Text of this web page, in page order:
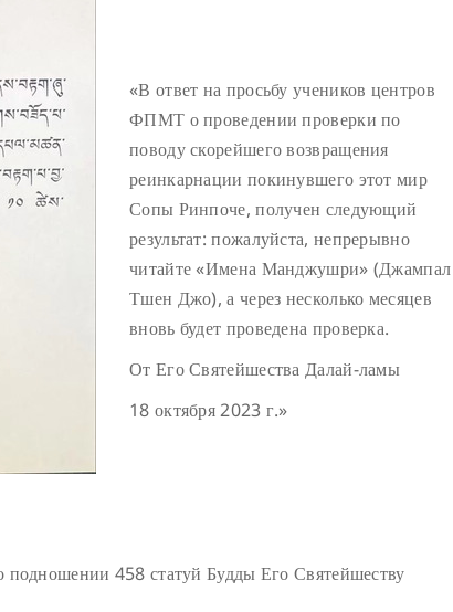
«В ответ на просьбу учеников центров
ФПМТ о проведении проверки по
поводу скорейшего возвращения
реинкарнации покинувшего этот мир
Сопы Ринпоче, получен следующий
результат: пожалуйста, непрерывно
читайте «Имена Манджушри» (Джампал
Тшен Джо), а через несколько месяцев
вновь будет проведена проверка.
От Его Святейшества Далай-ламы
18 октября 2023 г.»
подношении 458 статуй Будды Его Святейшеству